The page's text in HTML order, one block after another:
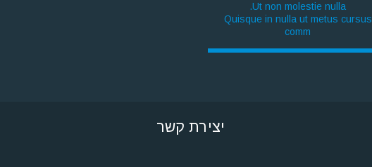
Ut non molestie nulla.
Quisque in nulla ut metus cursus
comm
יצירת קשר